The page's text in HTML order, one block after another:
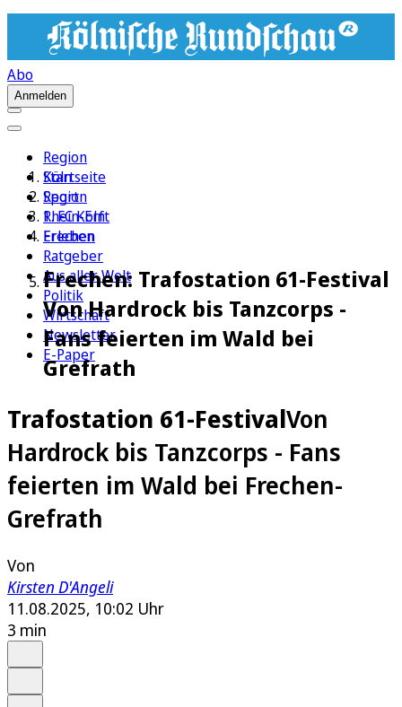
Abo
Anmelden
Region
Köln
Sport
1. FC Köln
Erleben
Ratgeber
Aus aller Welt
Politik
Wirtschaft
Newsletter
E-Paper
Startseite
Region
Rhein-Erft
Frechen
Frechen: Trafostation 61-Festival
Von Hardrock bis Tanzcorps -
Fans feierten im Wald bei
Grefrath
Trafostation 61-FestivalVon
Hardrock bis Tanzcorps - Fans
feierten im Wald bei Frechen-
Grefrath
Von
Kirsten D'Angeli
11.08.2025, 10:02 Uhr
3 min